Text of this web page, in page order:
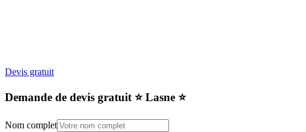
Devis gratuit
Demande de devis gratuit ⭐️ Lasne ⭐️
Nom complet